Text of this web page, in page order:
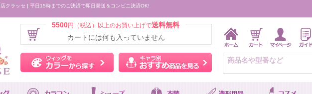
クラッセ | 平日15時までのご決済で即日発送＆コンビニ決済OK!
5500円（税込）以上のお買い上げで送料無料
カートには何も入っていません
ウィッグをカラーから探す キャラ別おすすめ商品を見る